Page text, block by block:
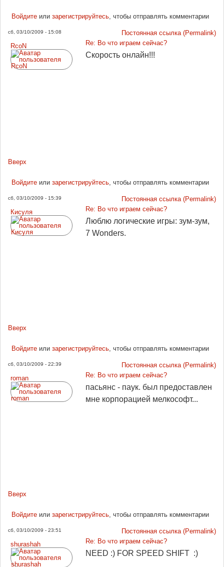
Войдитеили зарегистрируйтесь, чтобы отправлять комментарии
сб, 03/10/2009 - 15:08
Постоянная ссылка (Permalink)
RcoN
Re: Во что играем сейчас?
Скорость онлайн!!!
Вверх
Войдитеили зарегистрируйтесь, чтобы отправлять комментарии
сб, 03/10/2009 - 15:39
Постоянная ссылка (Permalink)
Кисуля
Re: Во что играем сейчас?
Люблю логические игры: зум-зум,
7 Wonders.
Вверх
Войдитеили зарегистрируйтесь, чтобы отправлять комментарии
сб, 03/10/2009 - 22:39
Постоянная ссылка (Permalink)
roman
Re: Во что играем сейчас?
пасьянс - паук. был предоставлен
мне корпорацией мелкософт...
Вверх
Войдитеили зарегистрируйтесь, чтобы отправлять комментарии
сб, 03/10/2009 - 23:51
Постоянная ссылка (Permalink)
shurashah
Re: Во что играем сейчас?
NEED :) FOR SPEED SHIFT :)